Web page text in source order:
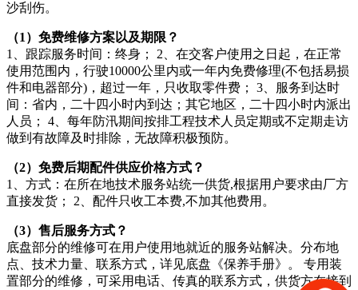
沙刮伤。
（1）免费维修方案以及期限？
1、跟踪服务时间：终身； 2、在交客户使用之日起，在正常
使用范围内，行驶10000公里内或一年内免费修理(不包括易损
件和电器部分)，超过一年，只收取零件费； 3、服务到达时
间：省内，二十四小时内到达；其它地区，二十四小时内派出
人员； 4、每年防汛期间按排工程技术人员定期或不定期走访
做到有故障及时排除，无故障积极预防。
（2）免费后期配件供应价格方式？
1、方式：在所在地技术服务站统一供货,根据用户要求由厂方
直接发货； 2、配件只收工本费,不加其他费用。
（3）售后服务方式？
底盘部分的维修可在用户使用地就近的服务站解决。分布地
点、技术力量、联系方式，详见底盘《保养手册》。 专用装
置部分的维修，可采用电话、传真的联系方式，供货方在接到